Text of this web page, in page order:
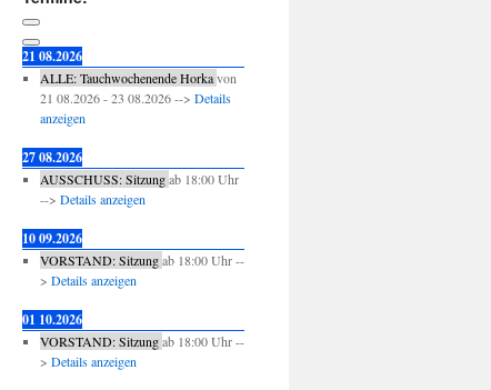
21 08.2026
ALLE: Tauchwochenende Horka von
21 08.2026-23 08.2026--> Details
anzeigen
27 08.2026
AUSSCHUSS: Sitzung ab 18:00Uhr
--> Details anzeigen
10 09.2026
VORSTAND: Sitzung ab 18:00Uhr --
> Details anzeigen
01 10.2026
VORSTAND: Sitzung ab 18:00Uhr --
> Details anzeigen